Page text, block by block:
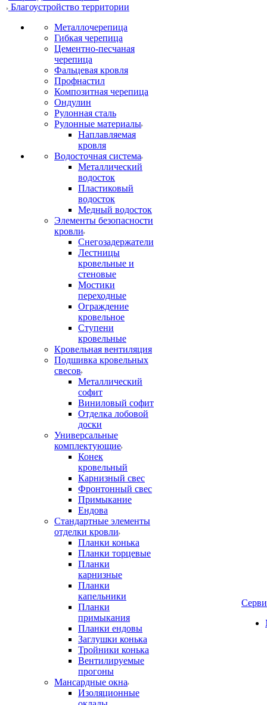
Благоустройство территории
Металлочерепица
Гибкая черепица
Цементно-песчаная
черепица
Фальцевая кровля
Профнастил
Композитная черепица
Ондулин
Рулонная сталь
Рулонные материалы
Наплавляемая
кровля
Водосточная система
Металлический
водосток
Пластиковый
водосток
Медный водосток
Элементы безопасности
кровли
Снегозадержатели
Лестницы
кровельные и
стеновые
Мостики
переходные
Ограждение
кровельное
Ступени
кровельные
Кровельная вентиляция
Подшивка кровельных
свесов
Металлический
софит
Виниловый софит
Отделка лобовой
доски
Универсальные
комплектующие
Конек
кровельный
Карнизный свес
Фронтонный свес
Примыкание
Ендова
Стандартные элементы
отделки кровли
Планки конька
Планки торцевые
Планки
карнизные
Планки
капельники
Планки
примыкания
Планки ендовы
Заглушки конька
Тройники конька
Вентилируемые
прогоны
Мансардные окна
Изоляционные